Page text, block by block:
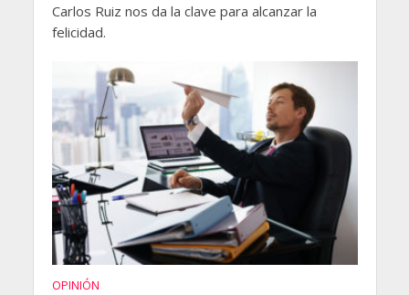
Carlos Ruiz nos da la clave para alcanzar la
felicidad.
OPINIÓN